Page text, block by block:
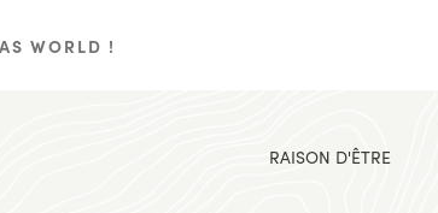
WORLD !
RAISON D'ÊTRE